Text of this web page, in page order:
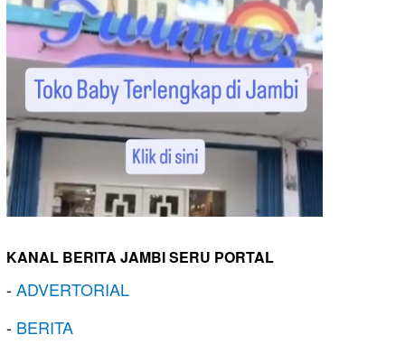
KANAL BERITA JAMBI SERU PORTAL
-ADVERTORIAL
- BERITA